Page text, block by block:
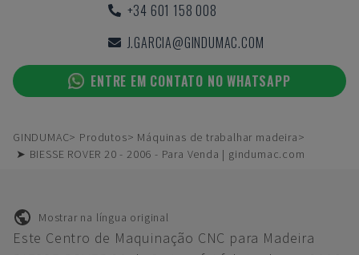
+34 601 158 008
J.GARCIA@GINDUMAC.COM
ENTRE EM CONTATO NO WHATSAPP
GINDUMAC Produtos
Máquinas de trabalhar madeira
➤ BIESSE ROVER 20 - 2006 - Para Venda | gindumac.com
Mostrar na língua original
Este Centro de Maquinação CNC para Madeira